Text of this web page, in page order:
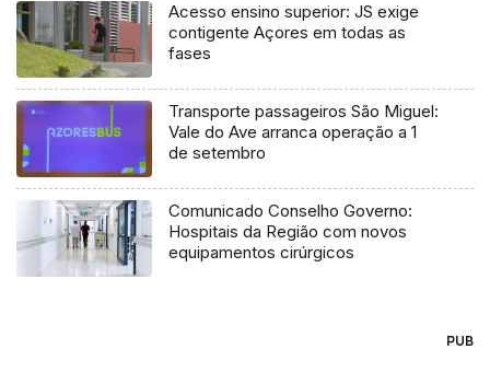
Acesso ensino superior: JS exige
contigente Açores em todas as
fases
Transporte passageiros São Miguel:
Vale do Ave arranca operação a 1
de setembro
Comunicado Conselho Governo:
Hospitais da Região com novos
equipamentos cirúrgicos
PUB